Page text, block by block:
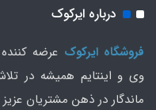
درباره ایرکوک
فروشگاه ایرکوک عرضه
وی و اینتایم همیشه در
ماندگار در ذهن مشتریان